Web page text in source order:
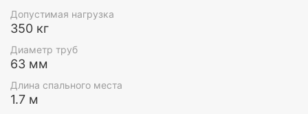
ощущения для отдыха в саду!
Дизайн
Допустимая нагрузка
350 кг
Диаметр труб
63 мм
Длина спального места
1.7 м